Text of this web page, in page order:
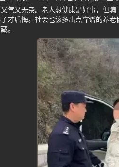
气又无奈。老人想健康是好事，但
才后悔。社会也该多出点靠谱的养
。